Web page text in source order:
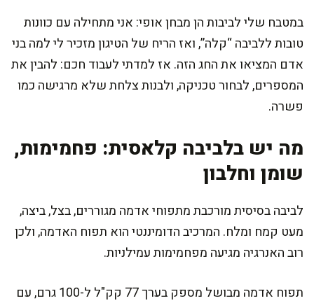
במטבח שלי לביבות הן מבחן אופי: אני מתחילה עם כוונות
טובות ללביבה “קלה”, ואז הריח של הטיגון מזכיר לי למה בני
אדם המציאו את החג הזה. אז למדתי לעבוד חכם: להבין את
המספרים, לבחור טכניקה, ולבנות צלחת שלא מרגישה כמו
פשרה.
מה יש בלביבה קלאסית: פחמימות,
שומן וחלבון
לביבה בסיסית מורכבת מתפוחי אדמה מגוררים, בצל, ביצה,
מעט קמח ומלח. המרכיב הדומיננטי הוא תפוח האדמה, ולכן
רוב האנרגיה מגיעה מפחמימות עמילניות.
תפוח אדמה מבושל מספק בערך 77 קק"ל ל-100 גרם, עם